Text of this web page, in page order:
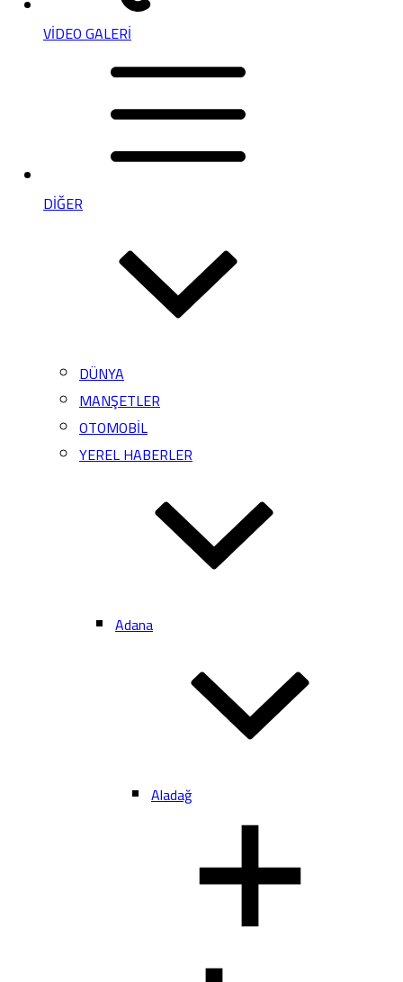
VİDEO GALERİ
DİĞER
DÜNYA
MANŞETLER
OTOMOBİL
YEREL HABERLER
Adana
Aladağ